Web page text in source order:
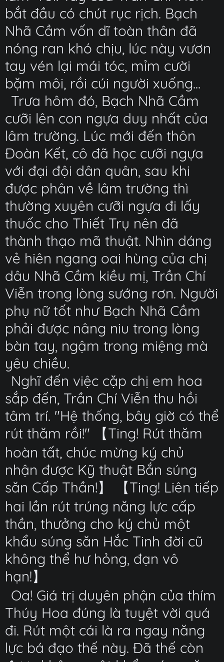
bắt đầu có chút rục rịch. Bạch
Nhã Cầm vốn dĩ toàn thân đã
nóng ran khó chịu, lúc này vươn
tay vén lại mái tóc, mỉm cười
bặm môi, rồi cúi người xuống...
Trưa hôm đó, Bạch Nhã Cầm
cưỡi lên con ngựa duy nhất của
lâm trường. Lúc mới đến thôn
Đoàn Kết, cô đã học cưỡi ngựa
với đại đội dân quân, sau khi
được phân về lâm trường thì
thường xuyên cưỡi ngựa đi lấy
thuốc cho Thiết Trụ nên đã
thành thạo mã thuật. Nhìn dáng
vẻ hiên ngang oai hùng của chị
dâu Nhã Cầm kiều mị, Trần Chí
Viễn trong lòng sướng rơn. Người
phụ nữ tốt như Bạch Nhã Cầm
phải được nâng niu trong lòng
bàn tay, ngậm trong miệng mà
yêu chiều.
Nghĩ đến việc cặp chị em hoa
sắp đến, Trần Chí Viễn thu hồi
tâm trí. "Hệ thống, bây giờ có thể
rút thăm rồi!" 【Ting! Rút thăm
hoàn tất, chúc mừng ký chủ
nhận được Kỹ thuật Bắn súng
săn Cấp Thần!】 【Ting! Liên tiếp
hai lần rút trúng năng lực cấp
thần, thưởng cho ký chủ một
khẩu súng săn Hắc Tinh đời cũ
không thể hư hỏng, đạn vô
hạn!】
Oa! Giá trị duyên phận của thím
Thúy Hoa đúng là tuyệt vời quá
đi. Rút một cái là ra ngay năng
lực bá đạo thế này. Đã thế còn